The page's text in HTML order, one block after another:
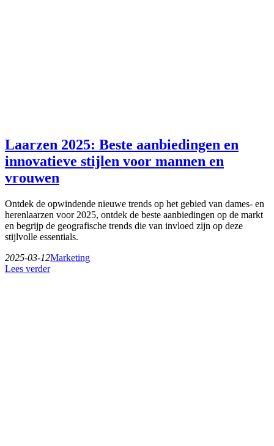
Laarzen 2025: Beste aanbiedingen en
innovatieve stijlen voor mannen en
vrouwen
Ontdek de opwindende nieuwe trends op het gebied van dames- en
herenlaarzen voor 2025, ontdek de beste aanbiedingen op de markt
en begrijp de geografische trends die van invloed zijn op deze
stijlvolle essentials.
2025-03-12Marketing
Lees verder